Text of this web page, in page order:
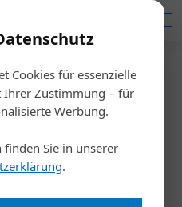
Cookies für essenzielle
Ihrer Zustimmung – für
Werbung.
Sie in unserer
.
/Wirtschaft
Was hinter
steckt